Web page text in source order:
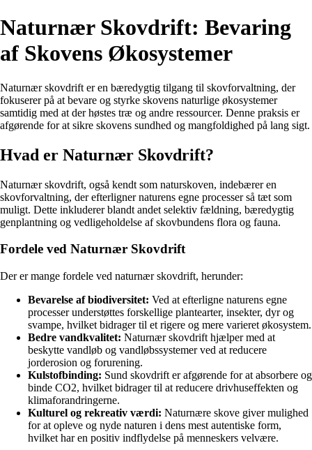
Naturnær Skovdrift: Bevaring
af Skovens Økosystemer
Naturnær skovdrift er en bæredygtig tilgang til skovforvaltning, der
fokuserer på at bevare og styrke skovens naturlige økosystemer
samtidig med at der høstes træ og andre ressourcer. Denne praksis er
afgørende for at sikre skovens sundhed og mangfoldighed på lang sigt.
Hvad er Naturnær Skovdrift?
Naturnær skovdrift, også kendt som naturskoven, indebærer en
skovforvaltning, der efterligner naturens egne processer så tæt som
muligt. Dette inkluderer blandt andet selektiv fældning, bæredygtig
genplantning og vedligeholdelse af skovbundens flora og fauna.
Fordele ved Naturnær Skovdrift
Der er mange fordele ved naturnær skovdrift, herunder:
Bevarelse af biodiversitet: Ved at efterligne naturens egne
processer understøttes forskellige plantearter, insekter, dyr og
svampe, hvilket bidrager til et rigere og mere varieret økosystem.
Bedre vandkvalitet: Naturnær skovdrift hjælper med at
beskytte vandløb og vandløbssystemer ved at reducere
jorderosion og forurening.
Kulstofbinding: Sund skovdrift er afgørende for at absorbere og
binde CO2, hvilket bidrager til at reducere drivhuseffekten og
klimaforandringerne.
Kulturel og rekreativ værdi: Naturnære skove giver mulighed
for at opleve og nyde naturen i dens mest autentiske form,
hvilket har en positiv indflydelse på menneskers velvære.